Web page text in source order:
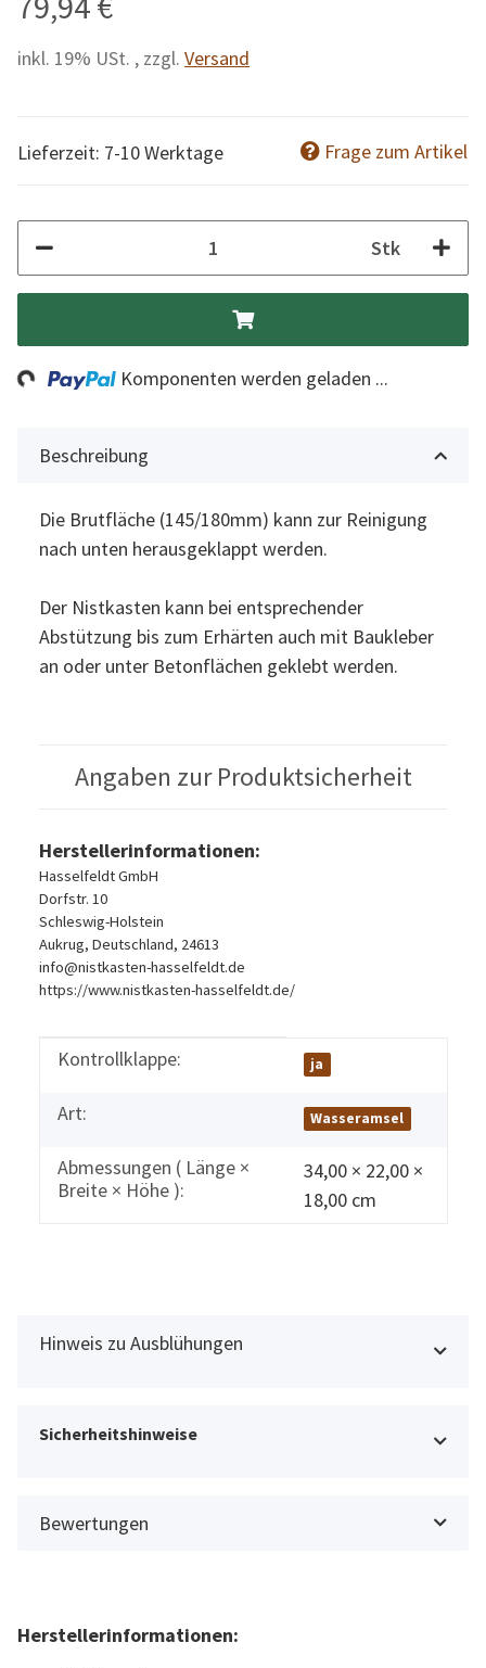
inkl. 19% USt. , zzgl. Versand
Lieferzeit: 7-10 Werktage Frage zum Artikel
Stk
Komponenten werden geladen ...
Beschreibung
Die Brutfläche (145/180mm) kann zur Reinigung
nach unten herausgeklappt werden.
Der Nistkasten kann bei entsprechender
Abstützung bis zum Erhärten auch mit Baukleber
an oder unter Betonflächen geklebt werden.
Angaben zur Produktsicherheit
Herstellerinformationen:
Hasselfeldt GmbH
Dorfstr. 10
Schleswig-Holstein
Aukrug, Deutschland, 24613
info@nistkasten-hasselfeldt.de
https://www.nistkasten-hasselfeldt.de/
Produkteigenschaft
Wert
Kontrollklappe: ja
Art: Wasseramsel
Abmessungen ( Länge ×
Breite × Höhe ):
34,00 × 22,00 ×
18,00 cm
Hinweis zu Ausblühungen
Sicherheitshinweise
Bewertungen
Herstellerinformationen: